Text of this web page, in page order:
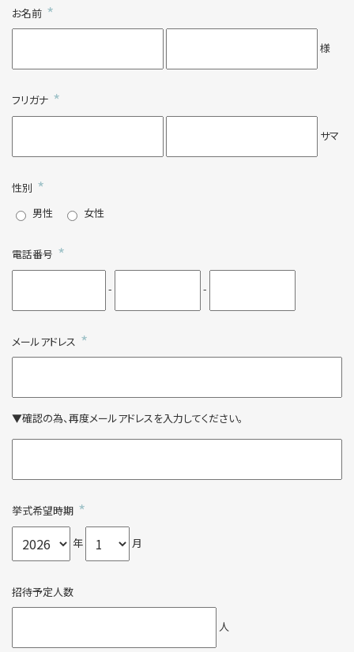
お名前 *
様
フリガナ *
サマ
性別 *
男性 女性
電話番号 *
- -
メールアドレス *
▼確認の為、再度メールアドレスを入力してください。
挙式希望時期 *
年 月
招待予定人数
人
〒640-8156 和歌山県和歌山市七番丁 26-1
TEL0120-887-390
ブライダルフェア
ウエディングプラン